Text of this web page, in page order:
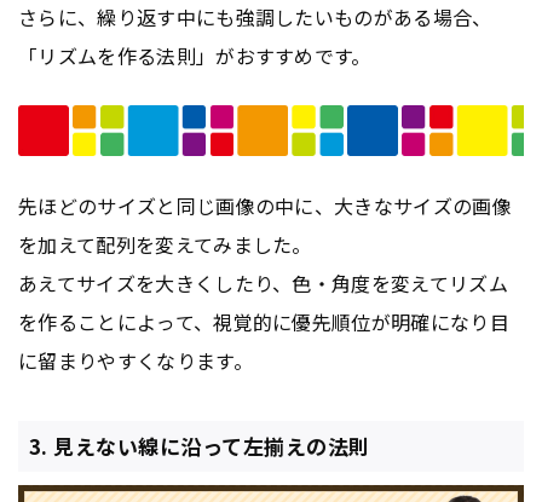
さらに、繰り返す中にも強調したいものがある場合、
「リズムを作る法則」がおすすめです。
先ほどのサイズと同じ画像の中に、大きなサイズの画像
を加えて配列を変えてみました。
あえてサイズを大きくしたり、色・角度を変えてリズム
を作ることによって、視覚的に優先順位が明確になり目
に留まりやすくなります。
3. 見えない線に沿って左揃えの法則